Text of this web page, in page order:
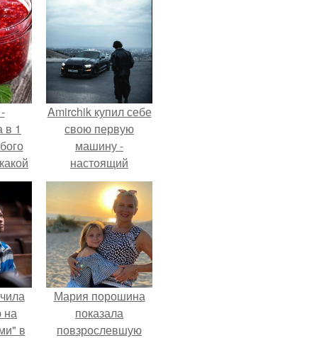
в 1
на
Amirchik купил себе
свою первую
машину -
настоящий
автомобиль мечты
для многих
автолюбителей.
на
в
Мария порошина
показала
повзрослевшую